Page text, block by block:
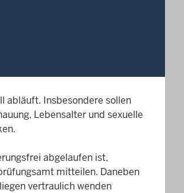
abläuft. Insbesondere sollen
Lebensalter und sexuelle
abgelaufen ist,
mitteilen. Daneben
vertraulich wenden